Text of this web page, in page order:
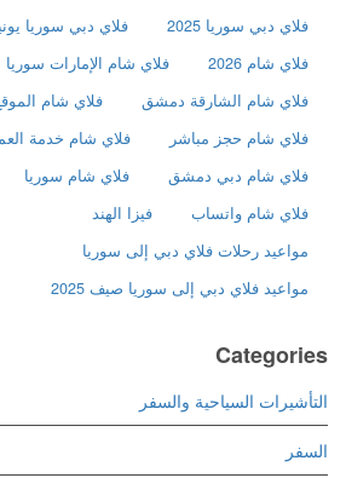
فلاي دبي سوريا 2025
فلاي دبي سوريا يونيو
فلاي شام 2026
فلاي شام الإمارات سوريا
فلاي شام الشارقة دمشق
فلاي شام
فلاي شام حجز مباشر
فلاي شام خدمة
فلاي شام دبي دمشق
فلاي شام سوريا
فلاي شام واتساب
فيزا الهند
مواعيد رحلات فلاي دبي إلى سوريا
مواعيد فلاي دبي إلى سوريا صيف 2025
Categories
التأشيرات السياحية والسفر
السفر